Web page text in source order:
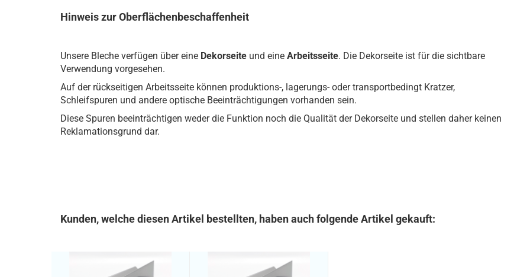
Hinweis zur Oberflächenbeschaffenheit
Unsere Bleche verfügen über eine Dekorseite und eine Arbeitsseite. Die Dekorseite ist für die sichtbare
Verwendung vorgesehen.
Auf der rückseitigen Arbeitsseite können produktions-, lagerungs- oder transportbedingt Kratzer,
Schleifspuren und andere optische Beeinträchtigungen vorhanden sein.
Diese Spuren beeinträchtigen weder die Funktion noch die Qualität der Dekorseite und stellen daher keinen
Reklamationsgrund dar.
Kunden, welche diesen Artikel bestellten, haben auch folgende Artikel gekauft: